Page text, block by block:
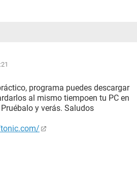
programa puedes descargar
al mismo tiempoen tu PC en
y verás. Saludos